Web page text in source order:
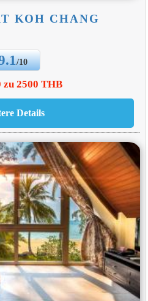
KOH CHANG
/10
zu 2500 THB